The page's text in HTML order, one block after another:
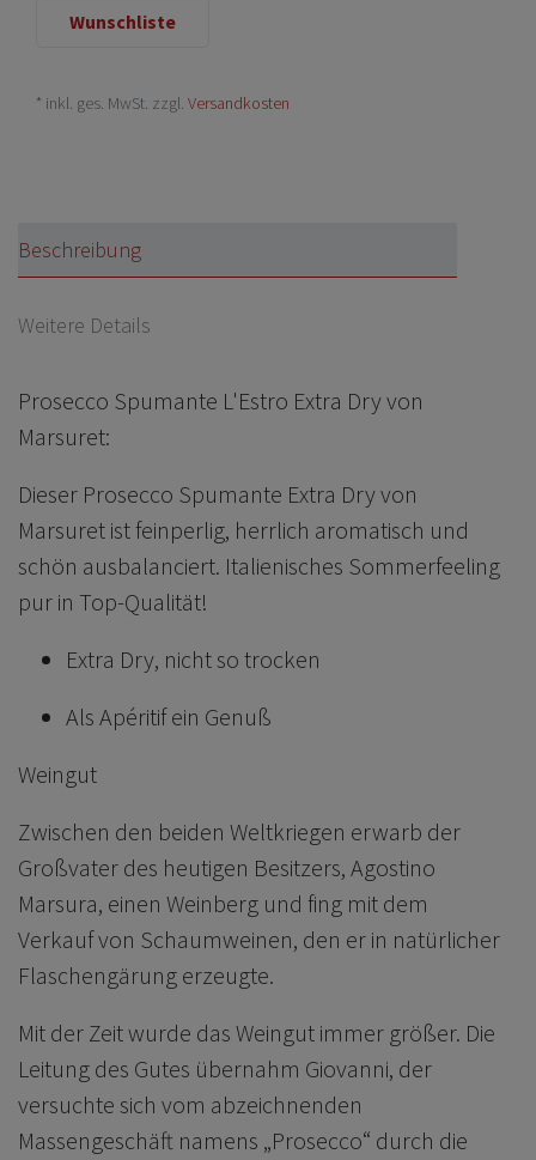
Wunschliste
* inkl. ges. MwSt. zzgl. Versandkosten
Beschreibung
Weitere Details
Prosecco Spumante L'Estro Extra Dry von
Marsuret:
Dieser Prosecco Spumante Extra Dry von
Marsuret ist feinperlig, herrlich aromatisch und
schön ausbalanciert. Italienisches Sommerfeeling
pur in Top-Qualität!
Extra Dry, nicht so trocken
Als Apéritif ein Genuß
Weingut
Zwischen den beiden Weltkriegen erwarb der
Großvater des heutigen Besitzers, Agostino
Marsura, einen Weinberg und fing mit dem
Verkauf von Schaumweinen, den er in natürlicher
Flaschengärung erzeugte.
Mit der Zeit wurde das Weingut immer größer. Die
Leitung des Gutes übernahm Giovanni, der
versuchte sich vom abzeichnenden
Massengeschäft namens „Prosecco“ durch die